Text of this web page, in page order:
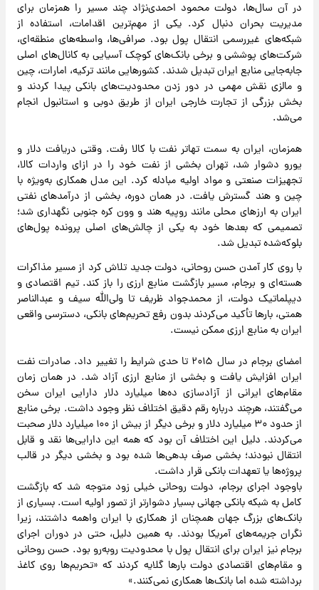
در آن سال‌ها، دولت محمود احمدی‌نژاد چند مسیر را همزمان برای
مدیریت بحران دنبال کرد. یکی از مهم‌ترین اقدامات، استفاده از
شبکه‌های غیررسمی انتقال پول بود. صرافی‌ها، واسطه‌های منطقه‌ای،
شرکت‌های پوششی و برخی بانک‌های کوچک آسیایی به کانال‌های اصلی
جابه‌جایی منابع ایران تبدیل شدند. کشورهایی مانند ترکیه، امارات، چین
و مالزی نقش مهمی در دور زدن محدودیت‌های بانکی پیدا کردند و
بخش بزرگی از تجارت خارجی ایران از طریق دوبی و استانبول انجام
می‌شد.
همزمان، ایران به سمت تهاتر نفت با کالا رفت. وقتی دریافت دلار و
یورو دشوار شد، تهران بخشی از نفت خود را در ازای واردات کالا،
تجهیزات صنعتی و مواد اولیه مبادله کرد. این مدل همکاری به‌ویژه با
چین و هند گسترش یافت. در همان دوره، بخشی از درآمدهای نفتی
ایران به ارزهای محلی مانند روپیه هند و وون کره جنوبی نگهداری شد؛
تصمیمی که بعدها خود به یکی از چالش‌های اصلی پرونده پول‌های
بلوکه‌شده تبدیل شد.
با روی کار آمدن حسن روحانی، دولت جدید تلاش کرد از مسیر مذاکرات
هسته‌ای و برجام، مسیر بازگشت منابع ارزی را باز کند. تیم اقتصادی و
دیپلماتیک دولت، از محمدجواد ظریف تا ولی‌الله سیف و عبدالناصر
همتی، بارها تأکید می‌کردند بدون رفع تحریم‌های بانکی، دسترسی واقعی
ایران به منابع ارزی ممکن نیست.
امضای برجام در سال ۲۰۱۵ تا حدی شرایط را تغییر داد. صادرات نفت
ایران افزایش یافت و بخشی از منابع ارزی آزاد شد. در همان زمان
مقام‌های ایرانی از آزادسازی ده‌ها میلیارد دلار دارایی ایران سخن
می‌گفتند، هرچند درباره رقم دقیق اختلاف نظر وجود داشت. برخی منابع
از حدود ۳۰ میلیارد دلار و برخی دیگر از بیش از ۱۰۰ میلیارد دلار صحبت
می‌کردند. دلیل این اختلاف آن بود که همه این دارایی‌ها نقد و قابل
انتقال نبودند؛ بخشی صرف بدهی‌ها شده بود و بخشی دیگر در قالب
پروژه‌ها یا تعهدات بانکی قرار داشت.
باوجود اجرای برجام، دولت روحانی خیلی زود متوجه شد که بازگشت
کامل به شبکه بانکی جهانی بسیار دشوارتر از تصور اولیه است. بسیاری از
بانک‌های بزرگ جهان همچنان از همکاری با ایران واهمه داشتند، زیرا
نگران جریمه‌های آمریکا بودند. به همین دلیل، حتی در دوران اجرای
برجام نیز ایران برای انتقال پول با محدودیت روبه‌رو بود. حسن روحانی
و مقام‌های اقتصادی دولت بارها گلایه کردند که «تحریم‌ها روی کاغذ
برداشته شده اما بانک‌ها همکاری نمی‌کنند.»